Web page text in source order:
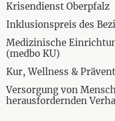
Krisendienst Oberpfalz
Inklusionspreis des
Medizinische
(medbo KU)
Kur, Wellness &
Versorgung von
herausfordernden